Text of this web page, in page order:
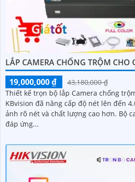
LẮP CAMERA CHỐNG TRỘM CHO
19,000,000 ₫
43,180,000 ₫
Thiết kế trọn bộ lắp Camera chống
KBvision đã nâng cấp độ nét lên đến
ảnh rõ nét và chất lượng cao hơn. Bộ camera này không chỉ
đáp ứng...